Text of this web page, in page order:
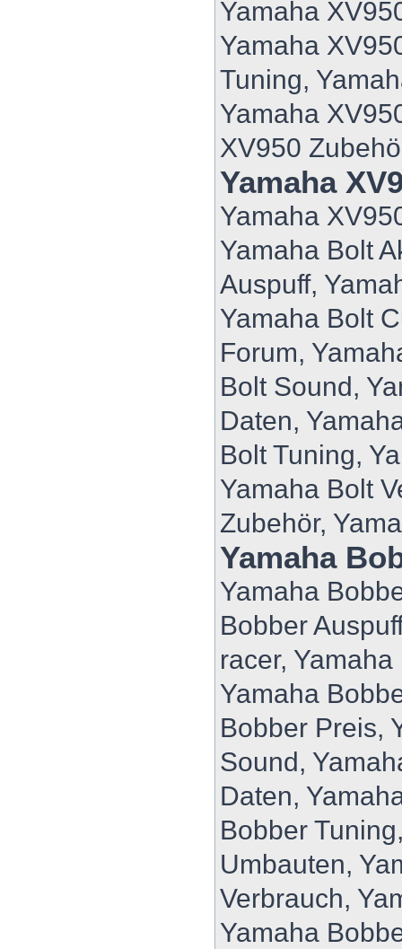
Yamaha
Yamaha
Tuning,
Yamaha
XV950
Yamaha
Yamaha
Yamaha Bolt
Auspuff,
Yamaha Bolt
Forum,
Bolt Sound,
Daten,
Bolt Tuning,
Yamaha Bolt
Zubehör,
Yamaha
Yamaha
Bobber
racer,
Yamaha
Bobber Preis,
Sound,
Daten,
Bobber
Umbauten,
Verbrauch,
Yamaha